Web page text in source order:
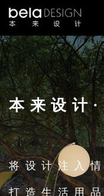
本来设计
将设计注入
打造生活用